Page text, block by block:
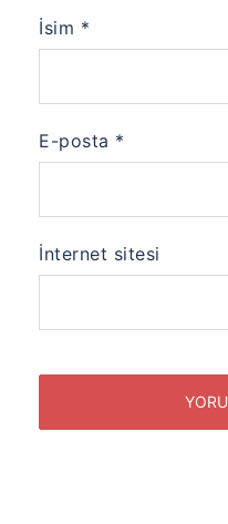
İsim *
E-posta *
İnternet sitesi